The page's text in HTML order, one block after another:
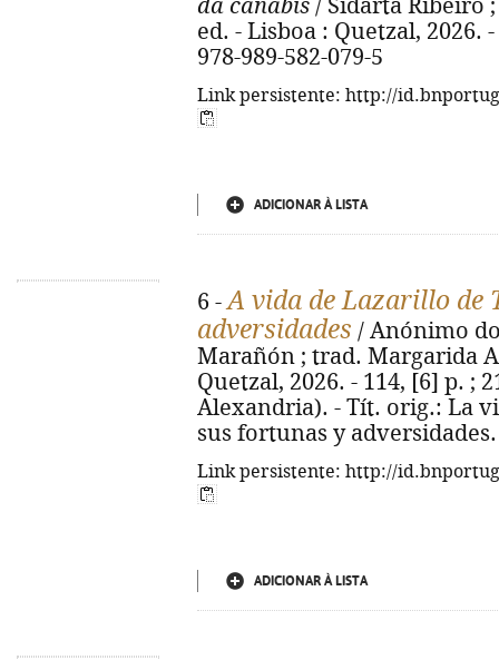
da canábis / Sidarta Ribeiro
ed. - Lisboa : Quetzal, 2026.
978-989-582-079-5
Link persistente: http://
ADICIONAR À LISTA
6 -A vida de Lazarillo de
adversidades / Anónimo
Marañón ; trad. Margarida
Quetzal, 2026. - 114, [6] p. ;
Alexandria). - Tít. orig.: La
sus fortunas y adversidades.
Link persistente: http://
ADICIONAR À LISTA